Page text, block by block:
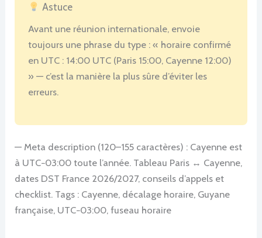
Astuce
Avant une réunion internationale, envoie
toujours une phrase du type : « horaire confirmé
en UTC : 14:00 UTC (Paris 15:00, Cayenne 12:00)
» — c’est la manière la plus sûre d’éviter les
erreurs.
— Meta description (120–155 caractères) : Cayenne est
à UTC−03:00 toute l’année. Tableau Paris ↔ Cayenne,
dates DST France 2026/2027, conseils d’appels et
checklist. Tags : Cayenne, décalage horaire, Guyane
française, UTC−03:00, fuseau horaire